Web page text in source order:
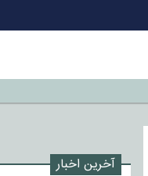
آخرین اخبار